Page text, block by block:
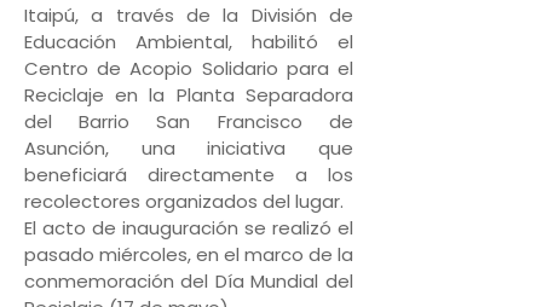
Itaipú, a través de la División de
Educación Ambiental, habilitó el
Centro de Acopio Solidario para el
Reciclaje en la Planta Separadora
del Barrio San Francisco de
Asunción, una iniciativa que
beneficiará directamente a los
recolectores organizados del lugar.
El acto de inauguración se realizó el
pasado miércoles, en el marco de la
conmemoración del Día Mundial del